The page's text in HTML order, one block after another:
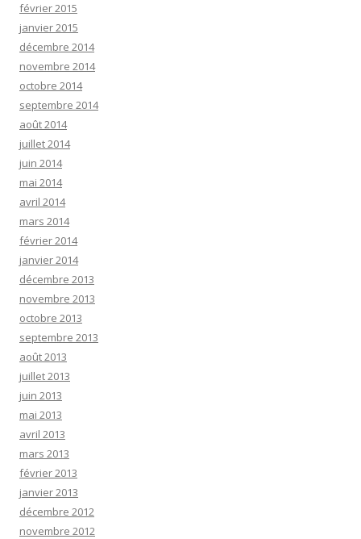
février 2015
janvier 2015
décembre 2014
novembre 2014
octobre 2014
septembre 2014
août 2014
juillet 2014
juin 2014
mai 2014
avril 2014
mars 2014
février 2014
janvier 2014
décembre 2013
novembre 2013
octobre 2013
septembre 2013
août 2013
juillet 2013
juin 2013
mai 2013
avril 2013
mars 2013
février 2013
janvier 2013
décembre 2012
novembre 2012